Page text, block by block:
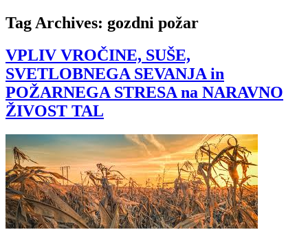
Tag Archives: gozdni požar
VPLIV VROČINE, SUŠE,
SVETLOBNEGA SEVANJA in
POŽARNEGA STRESA na NARAVNO
ŽIVOST TAL